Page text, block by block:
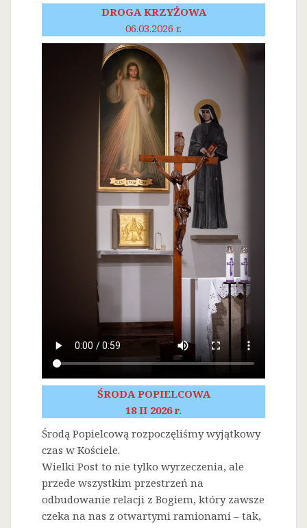
DROGA KRZYŻOWA
06.03.2026 r.
ŚRODA POPIELCOWA
18 II 2026 r.
Środą Popielcową rozpoczęliśmy wyjątkowy
czas w Kościele.
Wielki Post to nie tylko wyrzeczenia, ale
przede wszystkim przestrzeń na
odbudowanie relacji z Bogiem, który zawsze
czeka na nas z otwartymi ramionami – tak,